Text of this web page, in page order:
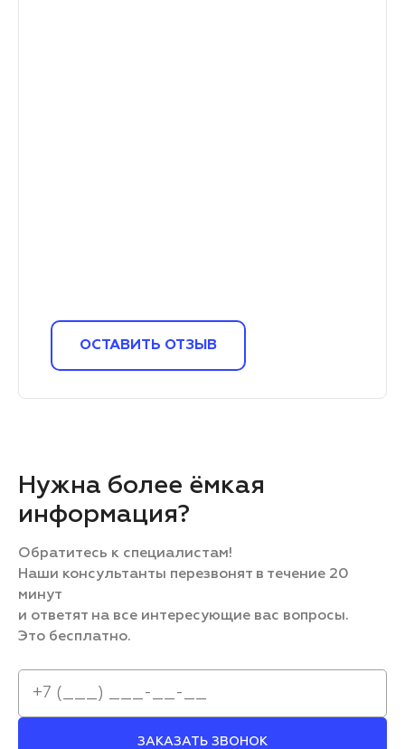
ОСТАВИТЬ ОТЗЫВ
Нужна более ёмкая
информация?
Обратитесь к специалистам!
Наши консультанты перезвонят в течение 20
минут
и ответят на все интересующие вас вопросы.
Это бесплатно.
ЗАКАЗАТЬ ЗВОНОК